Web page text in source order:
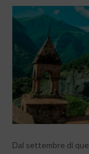
Dal settembre di